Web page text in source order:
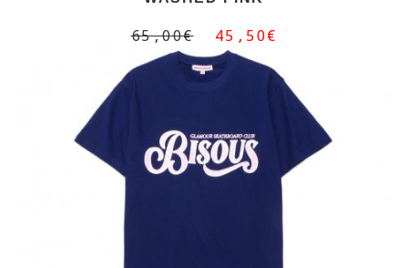
65,00€ 45,50€